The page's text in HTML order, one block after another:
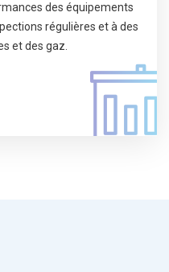
des équipements
régulières et à des
et des gaz.